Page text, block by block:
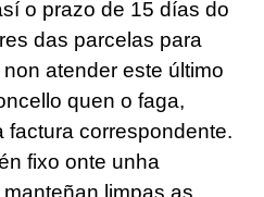
o prazo de 15 días do
das parcelas para
atender este último
quen o faga,
factura correspondente.
fixo onte unha
limpas as